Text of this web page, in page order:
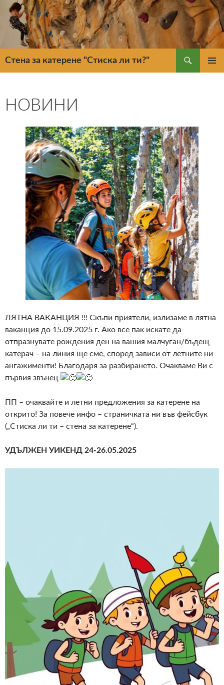
Стена за катерене "Стиска ли ти?"
НОВИНИ
ЛЯТНА ВАКАНЦИЯ !!! Скъпи приятели, излизаме в лятна
ваканция до 15.09.2025 г. Ако все пак искате да
отпразнувате рождения ден на вашия малчуган/бъдещ
катерач – на линия ще сме, според зависи от летните ни
ангажименти! Благодаря за разбирането. Очакваме Ви с
първия звънец
ПП – очаквайте и летни предложения за катерене на
открито! За повече инфо – страничката ни във фейсбук
(„Стиска ли ти – стена за катерене“).
УДЪЛЖЕН УИКЕНД 24-26.05.2025